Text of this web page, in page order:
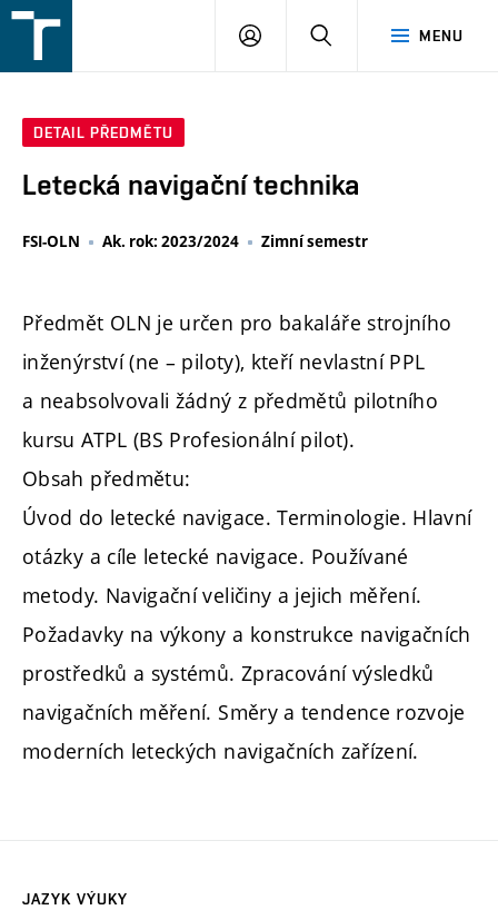
v
MENU
PŘIHLÁŠENÍ
DETAIL PŘEDMĚTU
Letecká navigační technika
FSI-OLN Ak. rok: 2023/2024 Zimní semestr
Předmět OLN je určen pro bakaláře strojního
inženýrství (ne – piloty), kteří nevlastní PPL
a neabsolvovali žádný z předmětů pilotního
kursu ATPL (BS Profesionální pilot).
Obsah předmětu:
Úvod do letecké navigace. Terminologie. Hlavní
otázky a cíle letecké navigace. Používané
metody. Navigační veličiny a jejich měření.
Požadavky na výkony a konstrukce navigačních
prostředků a systémů. Zpracování výsledků
navigačních měření. Směry a tendence rozvoje
moderních leteckých navigačních zařízení.
JAZYK VÝUKY